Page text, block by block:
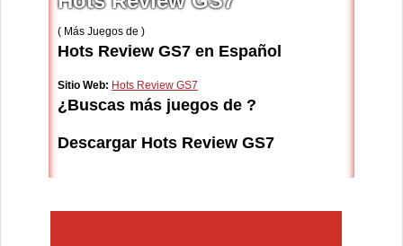
( Más Juegos de )
Hots Review GS7 en Español
Sitio Web: Hots Review GS7
¿Buscas más juegos de ?
Descargar Hots Review GS7